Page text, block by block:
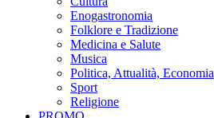
Enogastronomia
Folklore e Tradizione
Medicina e Salute
Musica
Politica, Attualità, Economia
Sport
Religione